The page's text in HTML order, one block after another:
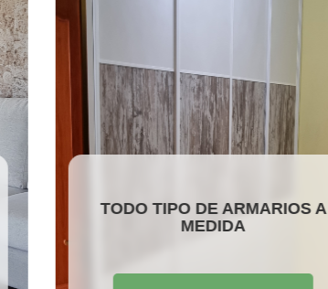
TODO TIPO DE ARMARIOS A
MEDIDA